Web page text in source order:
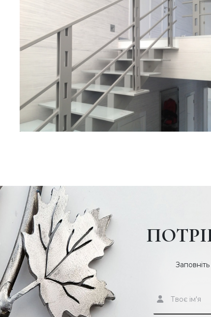
виробу 004Л
Залежно від стилю інтер'єру та переваг покупця,
з поручнями та без;
з однією або двома опорними балками;
з кріпленням опорних частин до стіни або без них;
з ажурними кованими вензелями та переплетеннями
Цей момент дуже важливий при монтажі виробу в
Завдяки використанню світлих тонів та простих форм
не обтяжує інтер'єр. При цьому за міцністю та
поступаються одне одному.
Де можна замовити
сходи?
Конструкція 004 Л поєднала в собі просте та лаконічне
практичністю. У компаніїПДК «Бастіон»